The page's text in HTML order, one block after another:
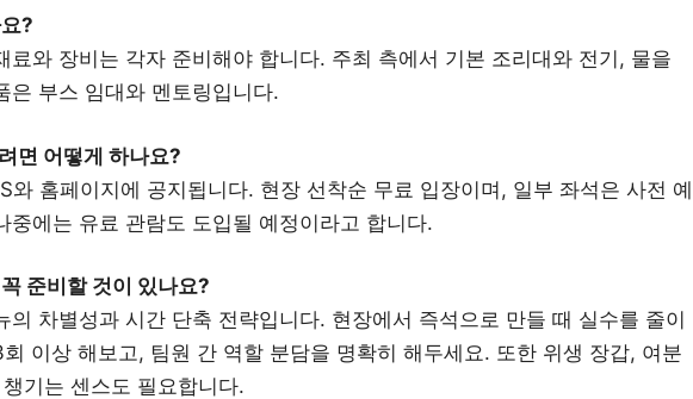
?
료와 장비는 각자 준비해야 합니다. 주최 측에서 기본 조리대와 전기, 물을
은 부스 임대와 멘토링입니다.
면 어떻게 하나요?
와 홈페이지에 공지됩니다. 현장 선착순 무료 입장이며, 일부 좌석은 사전 예
중에는 유료 관람도 도입될 예정이라고 합니다.
준비할 것이 있나요?
의 차별성과 시간 단축 전략입니다. 현장에서 즉석으로 만들 때 실수를 줄이
이상 해보고, 팀원 간 역할 분담을 명확히 해두세요. 또한 위생 장갑, 여분
기는 센스도 필요합니다.